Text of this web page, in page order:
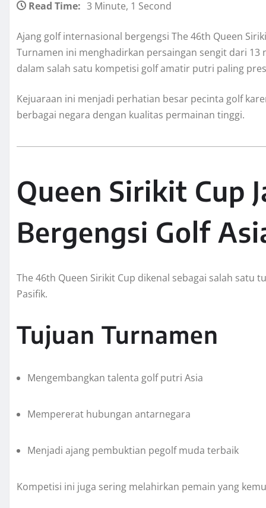
Read Time: 3 Minute, 1 Second
Ajang golf internasional bergengsi The 46th Queen
Turnamen ini menghadirkan persaingan sengit dari
dalam salah satu kompetisi golf amatir putri paling
Kejuaraan ini menjadi perhatian besar pecinta golf
berbagai negara dengan kualitas permainan tinggi.
Queen Sirikit Cup
Bergengsi Golf
The 46th Queen Sirikit Cup dikenal sebagai salah
Pasifik.
Tujuan Turnamen
Mengembangkan talenta golf putri Asia
Mempererat hubungan antarnegara
Menjadi ajang pembuktian pegolf muda terbaik
Kompetisi ini juga sering melahirkan pemain yang